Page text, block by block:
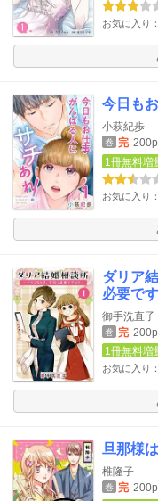
お気に入り
今日も
小萩紀歩
巻 完
1冊無料増
お気に入り
ダリア
必要で
御手洗直子
巻 完
1冊無料増
お気に入り
旦那様
椎隆子
巻 完